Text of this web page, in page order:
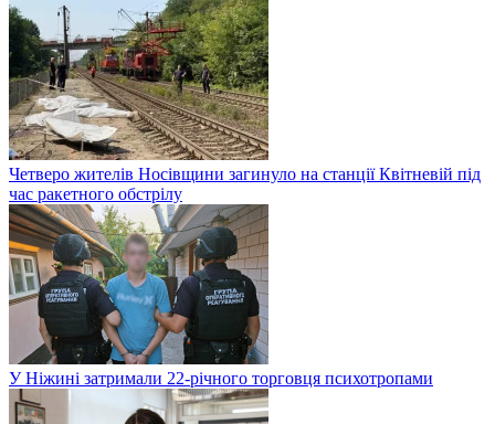
Четверо жителів Носівщини загинуло на станції Квітневій під
час ракетного обстрілу
У Ніжині затримали 22-річного торговця психотропами